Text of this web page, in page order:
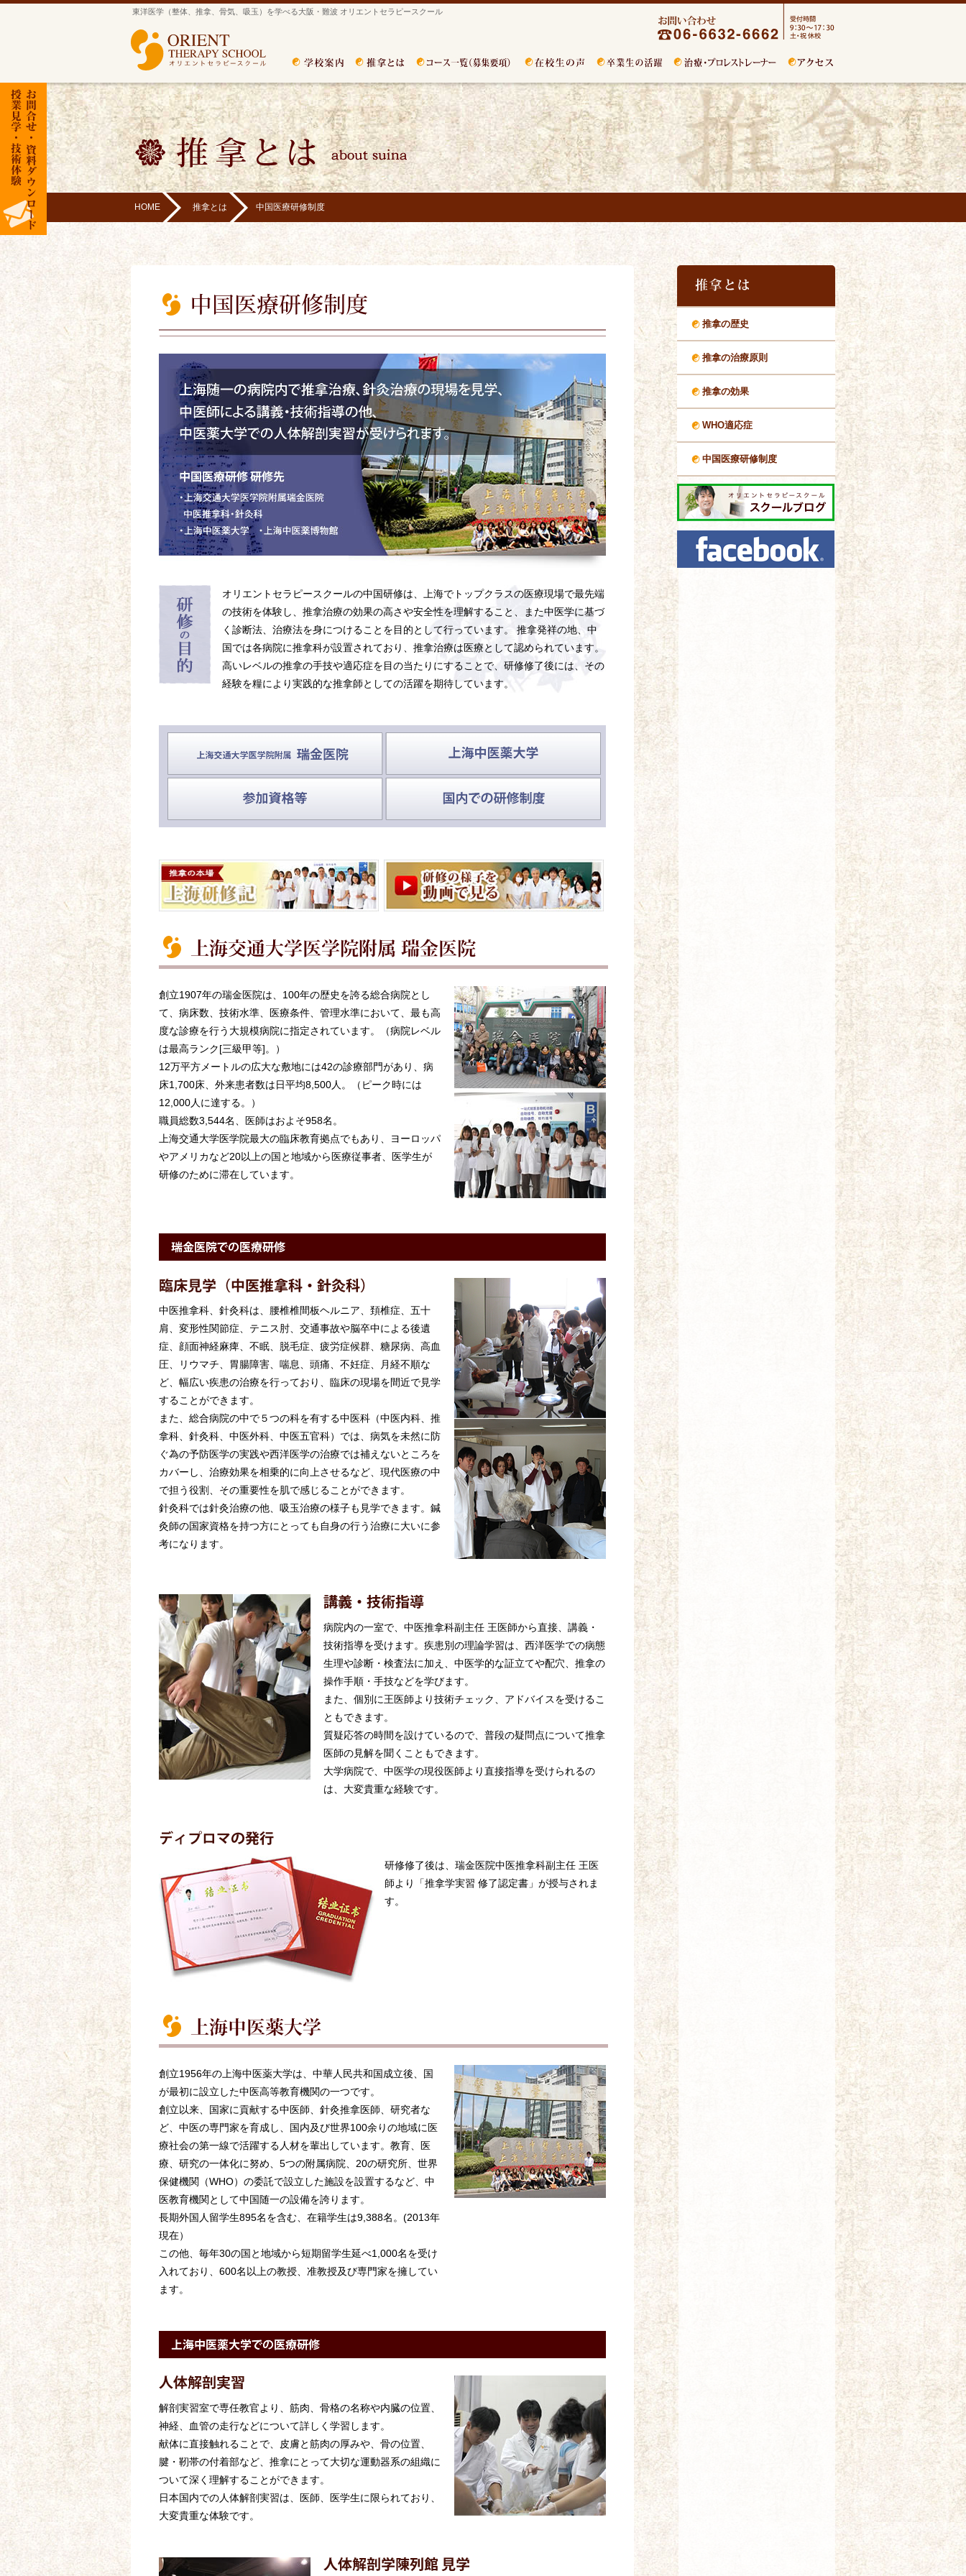
東洋医学（整体、推拿、骨気、吸玉）を学べる大阪・難波 オリエントセラピースクール
HOME 推拿とは 中国医療研修制度
オリエントセラピースクールの中国研修は、上海でトップクラスの医療現場で最先端
の技術を体験し、推拿治療の効果の高さや安全性を理解すること、また中医学に基づ
く診断法、治療法を身につけることを目的として行っています。 推拿発祥の地、中
国では各病院に推拿科が設置されており、推拿治療は医療として認められています。
高いレベルの推拿の手技や適応症を目の当たりにすることで、研修修了後には、その
経験を糧により実践的な推拿師としての活躍を期待しています。
創立1907年の瑞金医院は、100年の歴史を誇る総合病院とし
て、病床数、技術水準、医療条件、管理水準において、最も高
度な診療を行う大規模病院に指定されています。（病院レベル
は最高ランク[三級甲等]。）
12万平方メートルの広大な敷地には42の診療部門があり、病
床1,700床、外来患者数は日平均8,500人。（ピーク時には
12,000人に達する。）
職員総数3,544名、医師はおよそ958名。
上海交通大学医学院最大の臨床教育拠点でもあり、ヨーロッパ
やアメリカなど20以上の国と地域から医療従事者、医学生が
研修のために滞在しています。
中医推拿科、針灸科は、腰椎椎間板ヘルニア、頚椎症、五十
肩、変形性関節症、テニス肘、交通事故や脳卒中による後遺
症、顔面神経麻痺、不眠、脱毛症、疲労症候群、糖尿病、高血
圧、リウマチ、胃腸障害、喘息、頭痛、不妊症、月経不順な
ど、幅広い疾患の治療を行っており、臨床の現場を間近で見学
することができます。
また、総合病院の中で５つの科を有する中医科（中医内科、推
拿科、針灸科、中医外科、中医五官科）では、病気を未然に防
ぐ為の予防医学の実践や西洋医学の治療では補えないところを
カバーし、治療効果を相乗的に向上させるなど、現代医療の中
で担う役割、その重要性を肌で感じることができます。
針灸科では針灸治療の他、吸玉治療の様子も見学できます。鍼
灸師の国家資格を持つ方にとっても自身の行う治療に大いに参
考になります。
病院内の一室で、中医推拿科副主任 王医師から直接、講義・
技術指導を受けます。疾患別の理論学習は、西洋医学での病態
生理や診断・検査法に加え、中医学的な証立てや配穴、推拿の
操作手順・手技などを学びます。
また、個別に王医師より技術チェック、アドバイスを受けるこ
ともできます。
質疑応答の時間を設けているので、普段の疑問点について推拿
医師の見解を聞くこともできます。
大学病院で、中医学の現役医師より直接指導を受けられるの
は、大変貴重な経験です。
研修修了後は、瑞金医院中医推拿科副主任 王医
師より「推拿学実習 修了認定書」が授与されま
す。
創立1956年の上海中医薬大学は、中華人民共和国成立後、国
が最初に設立した中医高等教育機関の一つです。
創立以来、国家に貢献する中医師、針灸推拿医師、研究者な
ど、中医の専門家を育成し、国内及び世界100余りの地域に医
療社会の第一線で活躍する人材を輩出しています。教育、医
療、研究の一体化に努め、5つの附属病院、20の研究所、世界
保健機関（WHO）の委託で設立した施設を設置するなど、中
医教育機関として中国随一の設備を誇ります。
長期外国人留学生895名を含む、在籍学生は9,388名。(2013年
現在）
この他、毎年30の国と地域から短期留学生延べ1,000名を受け
入れており、600名以上の教授、准教授及び専門家を擁してい
ます。
解剖実習室で専任教官より、筋肉、骨格の名称や内臓の位置、
神経、血管の走行などについて詳しく学習します。
献体に直接触れることで、皮膚と筋肉の厚みや、骨の位置、
腱・靭帯の付着部など、推拿にとって大切な運動器系の組織に
ついて深く理解することができます。
日本国内での人体解剖実習は、医師、医学生に限られており、
大変貴重な体験です。
推拿の歴史
推拿の治療原則
推拿の効果
WHO適応症
中国医療研修制度